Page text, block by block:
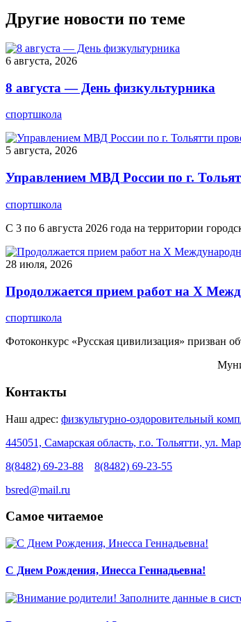
Другие новости по теме
6 августа, 2026
8 августа — День физкультурника
спортшкола
5 августа, 2026
Управлением МВД России по г.
спортшкола
С 3 по 6 августа 2026 года на территории
28 июля, 2026
Продолжается прием работ на Х
спортшкола
Фотоконкурс «Русская цивилизация» призван
Контакты
Наш адрес: физкультурно-оздоровительный
445051, Самарская область, г.о. Тольятти, ул.
8(8482) 69-23-88
8(8482) 69-23-55
bsred@mail.ru
Самое читаемое
С Днем Рождения, Инесса Геннадьевна!